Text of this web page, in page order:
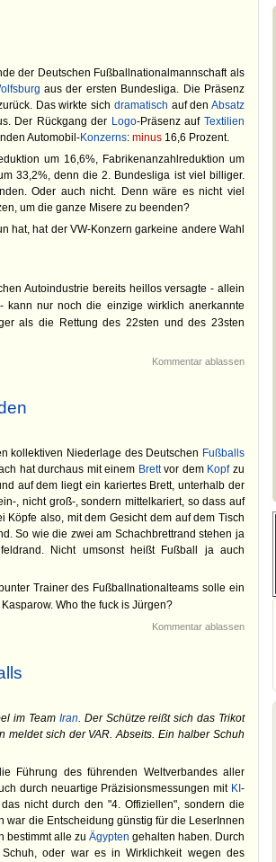
der Deutschen Fußballnationalmannschaft als
aus der ersten Bundesliga. Die Präsenz
Das wirkte sich dramatisch auf den Absatz
Der Rückgang der Logo-Präsenz aufTextilien
Automobil-Konzerns: minus 16,6 Prozent.
um 16,6%, Fabrikenanzahlreduktion um
33,2%, denn die 2. Bundesliga ist viel billiger.
Oder auch nicht. Denn wäre es nicht viel
um die ganze Misere zu beenden?
hat, hat der VW-Konzern garkeine andere Wahl
Autoindustrie bereits heillos versagte - allein
kann nur noch die einzige wirklich anerkannte
als die Rettung des 22sten und des 23sten
Kommentar ablassen
kollektiven Niederlage des Deutschen Fußballs
hat durchaus mit einem Brettvor dem Kopfzu
auf dem liegt ein kariertes Brett, unterhalb der
, nicht groß-, sondern mittelkariert, so dass auf
Köpfe also, mit dem Gesicht dem auf dem Tisch
So wie die zwei am Schachbrettrand stehen ja
Nicht umsonst heißt Fußball ja auch
Trainer des Fußballnationalteams solle ein
Who the fuck is Jürgen?
Kommentar ablassen
im Team Iran. Der Schütze reißt sich das Trikot
sich der VAR. Abseits. Ein halber Schuh
Führung des führenden Weltverbandes aller
durch neuartige Präzisionsmessungen mit KI-
nicht durch den "4. Offiziellen", sondern die
war die Entscheidung günstig für die LeserInnen
bestimmt alle zu Ägypten gehalten haben. Durch
oder war es in Wirklichkeit wegen des